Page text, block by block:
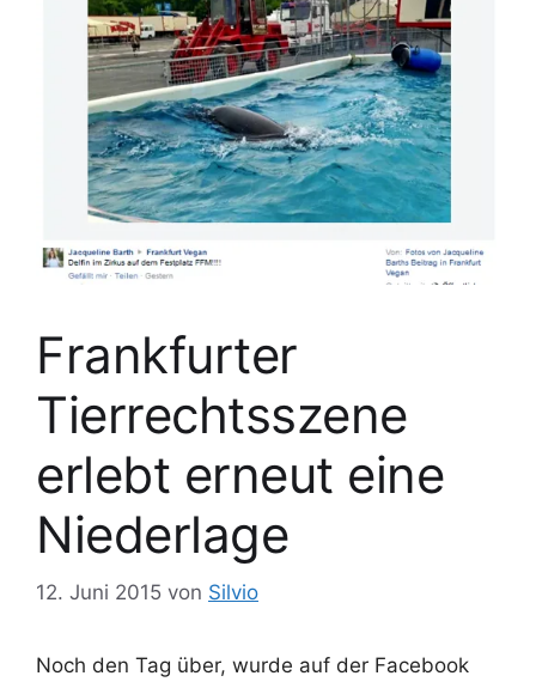
Frankfurter
Tierrechtsszene
erlebt erneut eine
Niederlage
12. Juni 2015 von Silvio
Noch den Tag über, wurde auf der Facebook